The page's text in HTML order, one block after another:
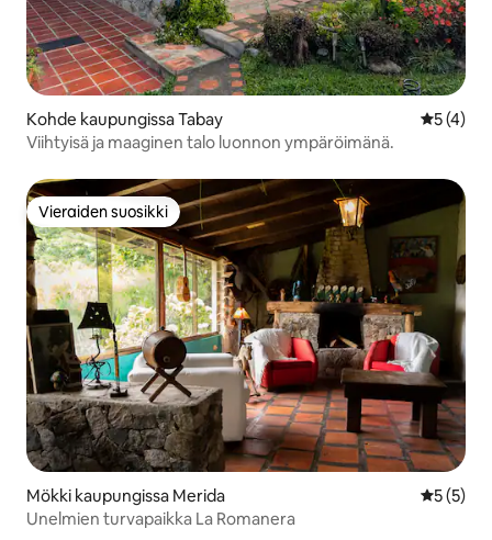
Kohde kaupungissa Tabay
5 (4)
Viihtyisä ja maaginen talo luonnon ympäröimänä.
Vieraiden suosikki
Vieraiden suosikki
Mökki kaupungissa Merida
5 (5)
Unelmien turvapaikka La Romanera